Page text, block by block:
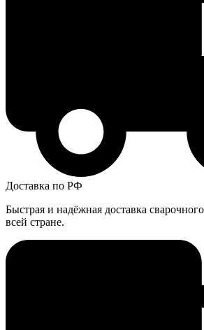
Доставка по РФ
Быстрая и надёжная доставка
всей стране.